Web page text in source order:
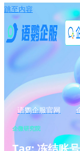
跳至内容
语鹦企服官网
企微研究院